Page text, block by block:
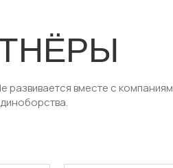
развивается вместе с